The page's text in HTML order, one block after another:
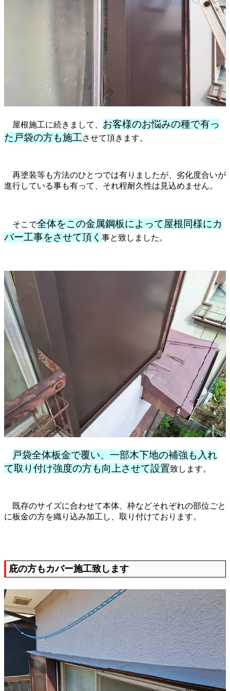
屋根施工に続きまして、 お客様のお悩みの種で有っ
た戸袋の方も施工 させて頂きます。
再塗装等も方法のひとつでは有りましたが、劣化度合いが
進行している事も有って、それ程耐久性は見込めません。
そこで全体をこの金属鋼板によって屋根同様にカ
バー工事をさせて頂く 事と致しました。
戸袋全体板金で覆い、一部木下地の補強も入れ
て取り付け強度の方も向上させて設置致します。
既存のサイズに合わせて本体、枠などそれぞれの部位ごと
に板金の方を織り込み加工し、取り付けております。
庇の方もカバー施工致します